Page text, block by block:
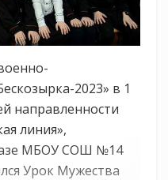
2023» в 1
направленности
линия»,
МБОУ СОШ №14
Урок Мужества